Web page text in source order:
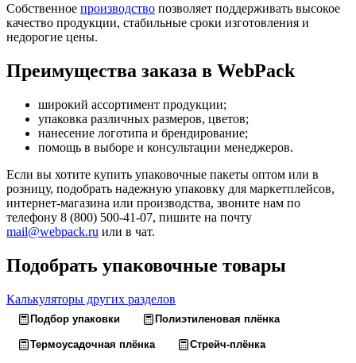
Собственное производство позволяет поддерживать высокое
качество продукции, стабильные сроки изготовления и
недорогие цены.
Преимущества заказа в WebPack
широкий ассортимент продукции;
упаковка различных размеров, цветов;
нанесение логотипа и брендирование;
помощь в выборе и консультации менеджеров.
Если вы хотите купить упаковочные пакеты оптом или в
розницу, подобрать надежную упаковку для маркетплейсов,
интернет-магазина или производства, звоните нам по
телефону 8 (800) 500-41-07, пишите на почту
mail@webpack.ru или в чат.
Подобрать упаковочные товары
Калькуляторы других разделов
Подбор упаковки Полиэтиленовая плёнка
Термоусадочная плёнка Стрейч-плёнка